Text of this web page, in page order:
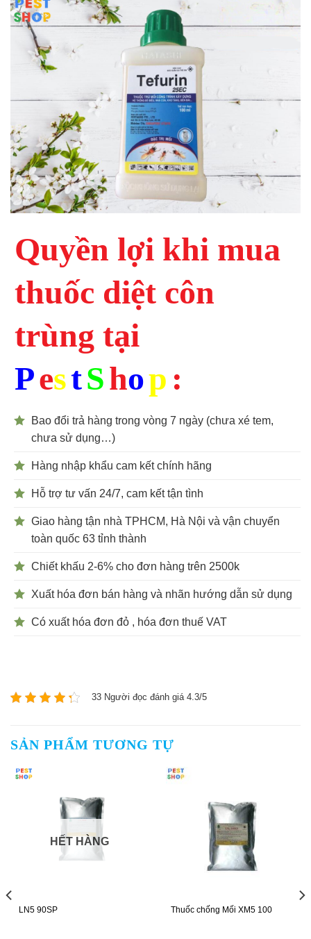
Quyền lợi khi mua
thuốc diệt côn
trùng tại
PestShop :
Bao đổi trả hàng trong vòng 7 ngày (chưa xé tem,
chưa sử dụng…)
Hàng nhập khẩu cam kết chính hãng
Hỗ trợ tư vấn 24/7, cam kết tận tình
Giao hàng tận nhà TPHCM, Hà Nội và vận chuyển
toàn quốc 63 tỉnh thành
Chiết khấu 2-6% cho đơn hàng trên 2500k
Xuất hóa đơn bán hàng và nhãn hướng dẫn sử dụng
Có xuất hóa đơn đỏ , hóa đơn thuế VAT
33 Người đọc đánh giá 4.3/5
SẢN PHẨM TƯƠNG TỰ
Thuốc chống Mối XM5 100
Lenfos 50EC thuốc diệt